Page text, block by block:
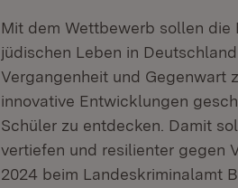
Mit dem Wettbewerb sollen
jüdischen Leben in
Vergangenheit und Gegenwart
innovative Entwicklungen
Schüler zu entdecken. Damit
vertiefen und resilienter gegen
2024 beim Landeskriminalamt